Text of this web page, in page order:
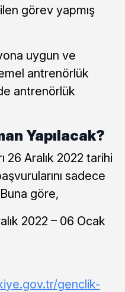
görev yapmış
uygun ve
antrenörlük
antrenörlük
Yapılacak?
26 Aralık 2022 tarihi
sadece
göre,
2022 – 06 Ocak
genclik-